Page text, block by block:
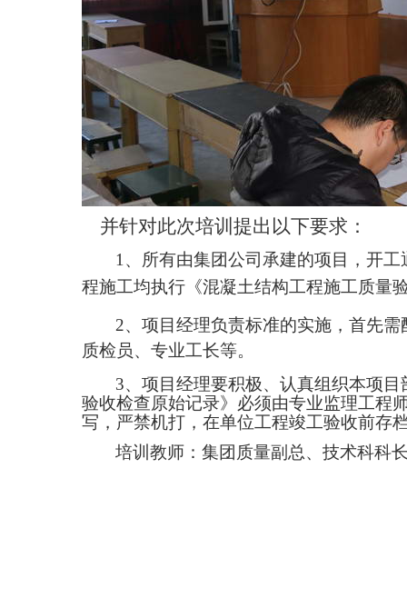
并针对此次培训提出以下要求：
1 、所有由集团公司承建的项目，开工
程施工均执行《混凝土结构工程施工质量
2、项目经理负责标准的实施，首先
质检员、专业工长等。
3、项目经理要积极、认真组织本项
验收检查原始记录》必须由专业监理工程
写，严禁机打，在单位工程竣工验收前存
培训教师：集团质量副总、技术科科